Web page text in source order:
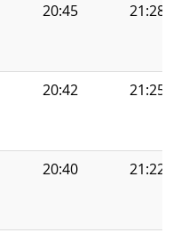
20:45 21:28
20:42 21:25
20:40 21:22